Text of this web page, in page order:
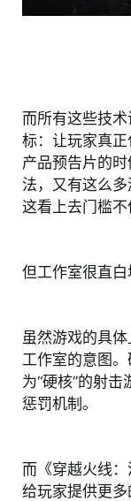
而所有这些技
标：让玩家真
产品预告片的
法，又有这么多
这看上去门槛不
但工作室很直白
虽然游戏的具
工作室的意图
为“硬核”的射
惩罚机制。
而《穿越火线
给玩家提供更